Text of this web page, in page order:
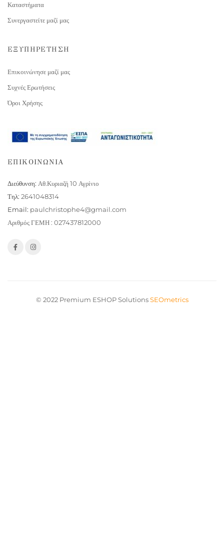
Καταστήματα
Συνεργαστείτε μαζί μας
ΕΞΥΠΗΡΕΤΗΣΗ
Επικοινώνησε μαζί μας
Συχνές Ερωτήσεις
Όροι Χρήσης
ΕΠΙΚΟΙΝΩΝΙΑ
Διεύθυνση: Αθ.Κυριαζή 10 Αγρίνιο
Τηλ: 2641048314
Email: paulchristophe4@gmail.com
Αριθμός ΓΕΜΗ : 027437812000
© 2022 Premium ESHOP SolutionsSEOmetrics